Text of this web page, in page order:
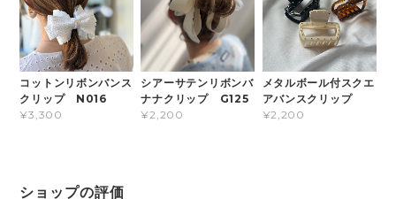
コットンリボンバンス
クリップ N016
¥3,300
シアーサテンリボンバ
ナナクリップ G125
¥2,200
メタルボール付スクエ
アバンスクリップ
¥2,200
ショップの評価